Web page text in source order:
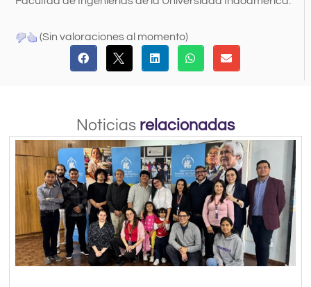
(Sin valoraciones al momento)
Noticias relacionadas